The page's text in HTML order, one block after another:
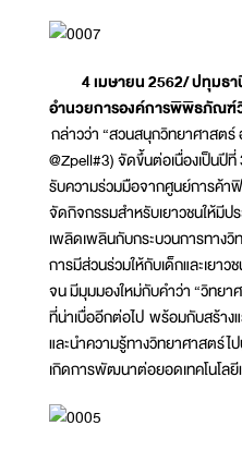
4 เมษายน 2562/ ปทุมธา
อำนวยการองค์การพิพิธภัณฑ์
กล่าวว่า “สวนสนุกวิทยาศาสต
@Zpell#3) จัดขึ้นต่อเนื่องเป็นปี
รับความร่วมมือจากศูนย์การค้า
จัดกิจกรรมสำหรับเยาวชนให้มี
เพลิดเพลินกับกระบวนการทาง
การมีส่วนร่วมให้กับเด็กและเยา
จน มีมุมมองใหม่กับคำว่า “วิทยาศ
ที่น่าเบื่ออีกต่อไป พร้อมกับสร้างแ
และนำความรู้ทางวิทยาศาสตร์
เกิดการพัฒนาต่อยอดเทคโนโล